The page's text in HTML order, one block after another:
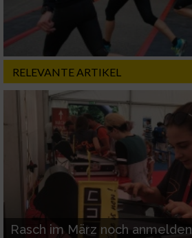
RELEVANTE ARTIKEL
Rasch im März noch anmelden
Notwendig
Funktional
Werbung